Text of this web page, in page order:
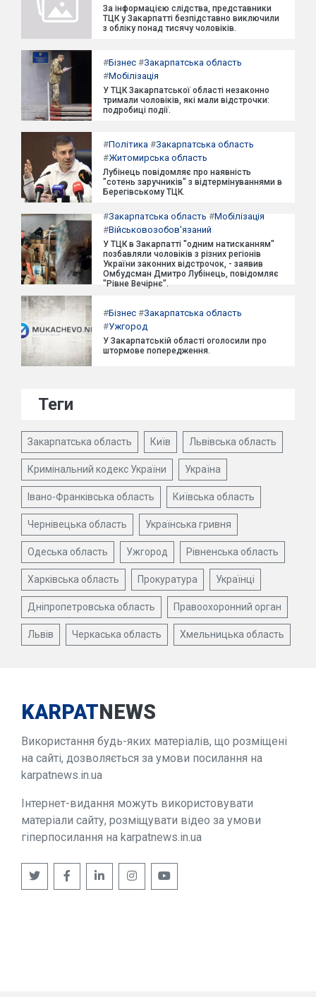
За інформацією слідства, представники
ТЦК у Закарпатті безпідставно виключили
з обліку понад тисячу чоловіків.
#Бізнес #Закарпатська область
#Мобілізація
У ТЦК Закарпатської області незаконно
тримали чоловіків, які мали відстрочки:
подробиці події.
#Політика #Закарпатська область
#Житомирська область
Лубінець повідомляє про наявність
"сотень заручників" з відтермінуваннями в
Берегівському ТЦК.
#Закарпатська область #Мобілізація
#Військовозобов'язаний
У ТЦК в Закарпатті "одним натисканням"
позбавляли чоловіків з різних регіонів
України законних відстрочок, - заявив
Омбудсман Дмитро Лубінець, повідомляє
"Рівне Вечірнє".
#Бізнес #Закарпатська область
#Ужгород
У Закарпатській області оголосили про
штормове попередження.
Теги
Закарпатська область Київ Львівська область
Кримінальний кодекс України Україна
Івано-Франківська область Київська область
Чернівецька область Українська гривня
Одеська область Ужгород Рівненська область
Харківська область Прокуратура Українці
Дніпропетровська область Правоохоронний орган
Львів Черкаська область Хмельницька область
KARPATNEWS
Використання будь-яких матеріалів, що розміщені
на сайті, дозволяється за умови посилання на
karpatnews.in.ua
Інтернет-видання можуть використовувати
матеріали сайту, розміщувати відео за умови
гіперпосилання на karpatnews.in.ua